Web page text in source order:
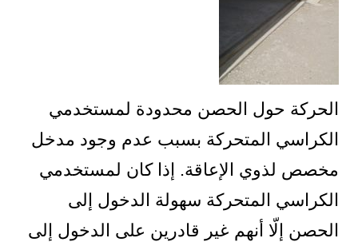
الحركة حول الحصن محدودة لمستخدمي
الكراسي المتحركة بسبب عدم وجود مدخل
مخصص لذوي الإعاقة. إذا كان لمستخدمي
الكراسي المتحركة سهولة الدخول إلى
الحصن إلّا أنهم غير قادرين على الدخول إلى